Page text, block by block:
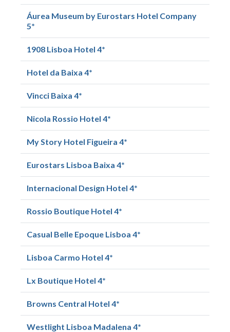
Áurea Museum by Eurostars Hotel Company
5*
1908 Lisboa Hotel 4*
Hotel da Baixa 4*
Vincci Baixa 4*
Nicola Rossio Hotel 4*
My Story Hotel Figueira 4*
Eurostars Lisboa Baixa 4*
Internacional Design Hotel 4*
Rossio Boutique Hotel 4*
Casual Belle Epoque Lisboa 4*
Lisboa Carmo Hotel 4*
Lx Boutique Hotel 4*
Browns Central Hotel 4*
Westlight Lisboa Madalena 4*